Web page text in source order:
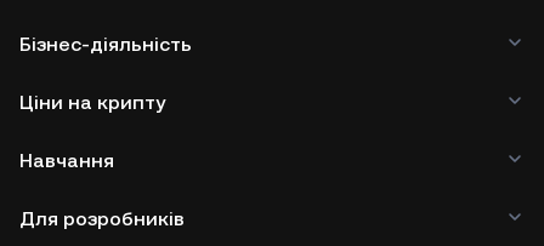
Бізнес-діяльність
Ціни на крипту
Навчання
Для розробників